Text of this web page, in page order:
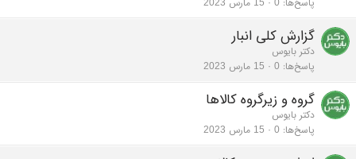
گزارش کلی انبار
دکتر بایوس
پاسخ‌ها 0 15 مارس 2023
گروه و زیرگروه کالاها
دکتر بایوس
پاسخ‌ها 0 15 مارس 2023